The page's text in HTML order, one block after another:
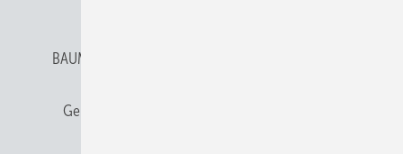
BAUMETALL abonnieren
Gentner Verlag